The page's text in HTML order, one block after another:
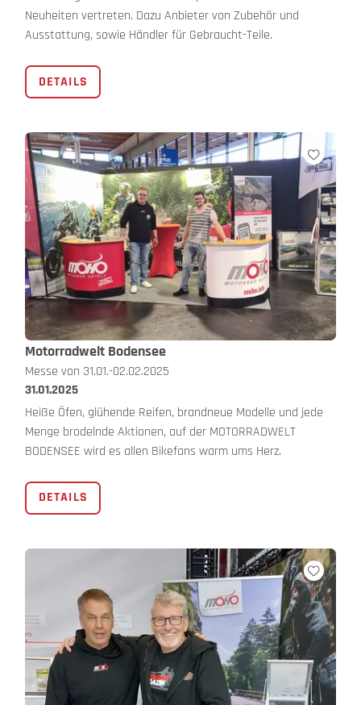
Neuheiten vertreten. Dazu Anbieter von Zubehör und
Ausstattung, sowie Händler für Gebraucht-Teile.
DETAILS
Motorradwelt Bodensee
Messe von 31.01.-02.02.2025
31.01.2025
Heiße Öfen, glühende Reifen, brandneue Modelle und jede
Menge brodelnde Aktionen, auf der MOTORRADWELT
BODENSEE wird es allen Bikefans warm ums Herz.
DETAILS